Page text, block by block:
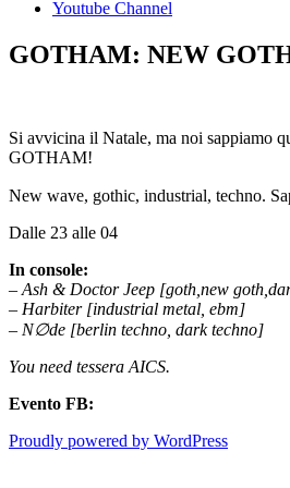
Youtube Channel
GOTHAM: NEW
Si avvicina il Natale, ma noi sappiamo
GOTHAM!
New wave, gothic, industrial, techno.
Dalle 23 alle 04
In console:
– Ash & Doctor Jeep [goth,new
– Harbiter [industrial metal, ebm]
– N∅de [berlin techno, dark techno]
You need tessera AICS.
Evento FB:
Proudly powered by WordPress